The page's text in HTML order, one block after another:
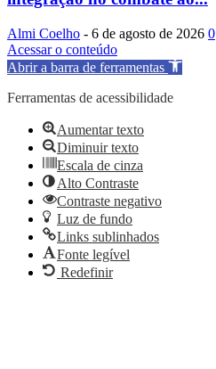
Almi Coelho - 6 de agosto de 2026 0
Acessar o conteúdo
Abrir a barra de ferramentas
Ferramentas de acessibilidade
Aumentar texto
Diminuir texto
Escala de cinza
Alto Contraste
Contraste negativo
Luz de fundo
Links sublinhados
Fonte legível
Redefinir